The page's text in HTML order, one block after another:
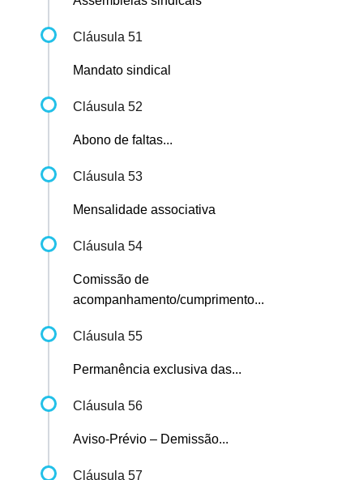
Cláusula 51
Mandato sindical
Cláusula 52
Abono de faltas...
Cláusula 53
Mensalidade associativa
Cláusula 54
Comissão de
acompanhamento/cumprimento...
Cláusula 55
Permanência exclusiva das...
Cláusula 56
Aviso-Prévio – Demissão...
Cláusula 57